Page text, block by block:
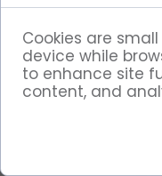
Cookies are
device while
to enhance site
content, and